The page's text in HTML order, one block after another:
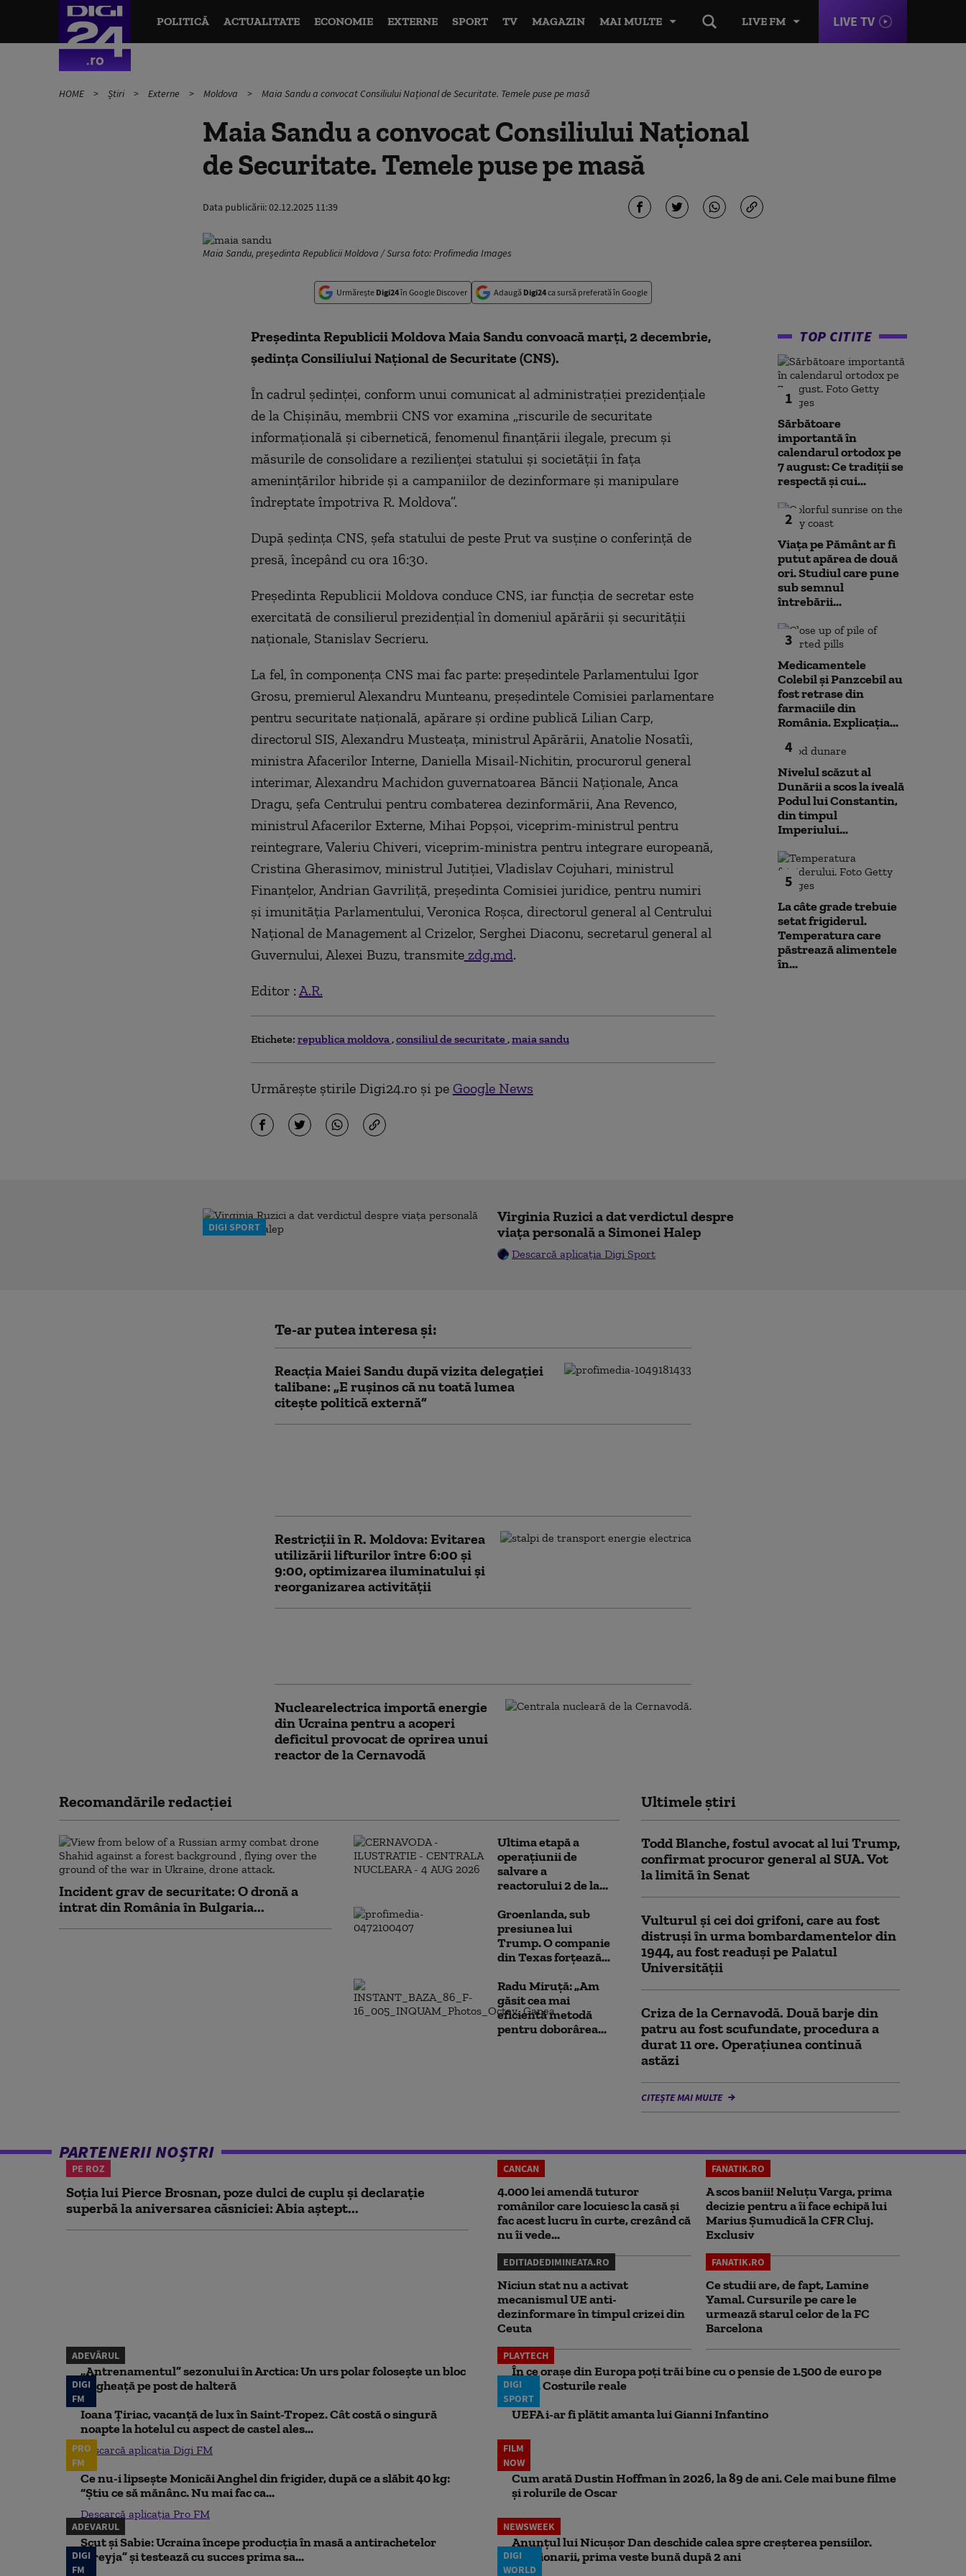
LIVE FM LIVE TV
POLITICĂ ACTUALITATE ECONOMIE EXTERNE SPORT TV MAGAZIN MAI MULTE
HOME Știri Externe Moldova Maia Sandu a convocat Consiliului Național de Securitate. Temele puse pe masă
Maia Sandu a convocat Consiliului Național
de Securitate. Temele puse pe masă
Data publicării:02.12.2025 11:39
Maia Sandu, președinta Republicii Moldova / Sursa foto: Profimedia Images
Urmărește Digi24în Google Discover Adaugă Digi24ca sursă preferată în Google
Președinta Republicii Moldova Maia Sandu convoacă marți, 2 decembrie,
ședința Consiliului Național de Securitate (CNS).
În cadrul ședinței, conform unui comunicat al administrației prezidențiale
de la Chișinău, membrii CNS vor examina „riscurile de securitate
informațională și cibernetică, fenomenul finanțării ilegale, precum și
măsurile de consolidare a rezilienței statului și societății în fața
amenințărilor hibride și a campaniilor de dezinformare și manipulare
îndreptate împotriva R. Moldova”.
După ședința CNS, șefa statului de peste Prut va susține o conferință de
presă, începând cu ora 16:30.
Președinta Republicii Moldova conduce CNS, iar funcția de secretar este
exercitată de consilierul prezidențial în domeniul apărării și securității
naționale, Stanislav Secrieru.
La fel, în componența CNS mai fac parte: președintele Parlamentului Igor
Grosu, premierul Alexandru Munteanu, președintele Comisiei parlamentare
pentru securitate națională, apărare și ordine publică Lilian Carp,
directorul SIS, Alexandru Musteața, ministrul Apărării, Anatolie Nosatîi,
ministra Afacerilor Interne, Daniella Misail-Nichitin, procurorul general
interimar, Alexandru Machidon guvernatoarea Băncii Naționale, Anca
Dragu, șefa Centrului pentru combaterea dezinformării, Ana Revenco,
ministrul Afacerilor Externe, Mihai Popșoi, viceprim-ministrul pentru
reintegrare, Valeriu Chiveri, viceprim-ministra pentru integrare europeană,
Cristina Gherasimov, ministrul Jutiției, Vladislav Cojuhari, ministrul
Finanțelor, Andrian Gavriliță, președinta Comisiei juridice, pentru numiri
și imunităția Parlamentului, Veronica Roșca, directorul general al Centrului
Național de Management al Crizelor, Serghei Diaconu, secretarul general al
Guvernului, Alexei Buzu, transmitezdg.md.
Editor : A.R.
Etichete: republica moldova consiliul de securitate maia sandu
Urmărește știrile Digi24.ro și pe Google News
TOP CITITE
1
Sărbătoare
importantă în
calendarul ortodox pe
7 august: Ce tradiții se
respectă și cui...
2
Viața pe Pământ ar fi
putut apărea de două
ori. Studiul care pune
sub semnul
întrebării...
3
Medicamentele
Colebil și Panzcebil au
fost retrase din
farmaciile din
România. Explicația...
4
Nivelul scăzut al
Dunării a scos la iveală
Podul lui Constantin,
din timpul
Imperiului...
5
La câte grade trebuie
setat frigiderul.
Temperatura care
păstrează alimentele
în...
DIGI SPORT
Virginia Ruzici a dat verdictul despre
viața personală a Simonei Halep
Descarcă aplicația Digi Sport
Te-ar putea interesa și:
Reacția Maiei Sandu după vizita delegaţiei
talibane: „E ruşinos că nu toată lumea
citeşte politică externă”
Restricții în R. Moldova: Evitarea
utilizării lifturilor între 6:00 şi
9:00, optimizarea iluminatului şi
reorganizarea activităţii
Nuclearelectrica importă energie
din Ucraina pentru a acoperi
deficitul provocat de oprirea unui
reactor de la Cernavodă
Recomandările redacţiei
Incident grav de securitate: O dronă a
intrat din România în Bulgaria...
Ultima etapă a
operațiunii de
salvare a
reactorului 2 de la...
Groenlanda, sub
presiunea lui
Trump. O companie
din Texas forțează...
Radu Miruță: „Am
găsit cea mai
eficientă metodă
pentru doborârea...
Ultimele știri
Todd Blanche, fostul avocat al lui Trump,
confirmat procuror general al SUA. Vot
la limită în Senat
Vulturul şi cei doi grifoni, care au fost
distruşi în urma bombardamentelor din
1944, au fost readuși pe Palatul
Universității
Criza de la Cernavodă. Două barje din
patru au fost scufundate, procedura a
durat 11 ore. Operațiunea continuă
astăzi
CITEȘTE MAI MULTE
PARTENERII NOȘTRI
PE ROZ
Soția lui Pierce Brosnan, poze dulci de cuplu și declarație
superbă la aniversarea căsniciei: Abia aștept...
CANCAN
4.000 lei amendă tuturor
românilor care locuiesc la casă și
fac acest lucru în curte, crezând că
nu îi vede...
FANATIK.RO
A scos banii! Neluțu Varga, prima
decizie pentru a îi face echipă lui
Marius Șumudică la CFR Cluj.
Exclusiv
EDITIADEDIMINEATA.RO
Niciun stat nu a activat
mecanismul UE anti-
dezinformare în timpul crizei din
Ceuta
FANATIK.RO
Ce studii are, de fapt, Lamine
Yamal. Cursurile pe care le
urmează starul celor de la FC
Barcelona
ADEVĂRUL
„Antrenamentul” sezonului în Arctica: Un urs polar folosește un bloc
de gheață pe post de halteră
PLAYTECH
În ce orașe din Europa poți trăi bine cu o pensie de 1.500 de euro pe
lună. Costurile reale
DIGI
FM
Ioana Țiriac, vacanță de lux în Saint-Tropez. Cât costă o singură
noapte la hotelul cu aspect de castel ales...
Descarcă aplicația Digi FM
DIGI
SPORT
UEFA i-ar fi plătit amanta lui Gianni Infantino
PRO
FM
Ce nu-i lipsește Monicăi Anghel din frigider, după ce a slăbit 40 kg:
“Știu ce să mănânc. Nu mai fac ca...
Descarcă aplicația Pro FM
FILM
NOW
Cum arată Dustin Hoffman în 2026, la 89 de ani. Cele mai bune filme
și rolurile de Oscar
ADEVARUL
Scut și Sabie: Ucraina începe producția în masă a antirachetelor
„Freyja” și testează cu succes prima sa...
NEWSWEEK
Anunțul lui Nicușor Dan deschide calea spre creșterea pensiilor.
Pensionarii, prima veste bună după 2 ani
DIGI
FM
DIGI
WORLD